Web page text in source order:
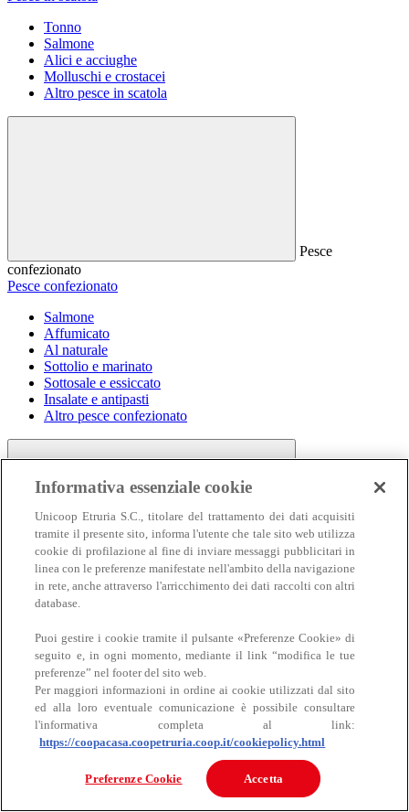
Tonno
Salmone
Alici e acciughe
Molluschi e crostacei
Altro pesce in scatola
Pesce
confezionato
Pesce confezionato
Salmone
Affumicato
Al naturale
Sottolio e marinato
Sottosale e essiccato
Insalate e antipasti
Altro pesce confezionato
Carne
Carne
Bovino
Informativa essenziale cookie
Unicoop Etruria S.C., titolare del trattamento dei dati acquisiti
tramite il presente sito, informa l'utente che tale sito web utilizza
cookie di profilazione al fine di inviare messaggi pubblicitari in
linea con le preferenze manifestate nell'ambito della navigazione
in rete, anche attraverso l'arricchimento dei dati raccolti con altri
database.
Puoi gestire i cookie tramite il pulsante «Preferenze Cookie» di
seguito e, in ogni momento, mediante il link “modifica le tue
preferenze” nel footer del sito web.
Per maggiori informazioni in ordine ai cookie utilizzati dal sito
ed alla loro eventuale comunicazione è possibile consultare
l'informativa completa al link:
https://coopacasa.coopetruria.coop.it/cookiepolicy.html
Preferenze Cookie Accetta